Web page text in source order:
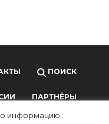
информацию,
ПОИСК
ПАРТНЁРЫ